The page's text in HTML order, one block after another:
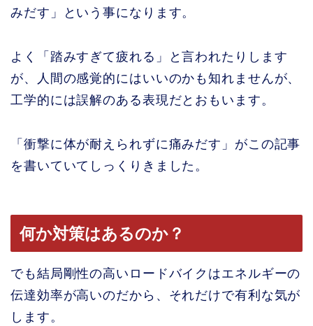
みだす」という事になります。
よく「踏みすぎて疲れる」と言われたりします
が、人間の感覚的にはいいのかも知れませんが、
工学的には誤解のある表現だとおもいます。
「衝撃に体が耐えられずに痛みだす」がこの記事
を書いていてしっくりきました。
何か対策はあるのか？
でも結局剛性の高いロードバイクはエネルギーの
伝達効率が高いのだから、それだけで有利な気が
します。